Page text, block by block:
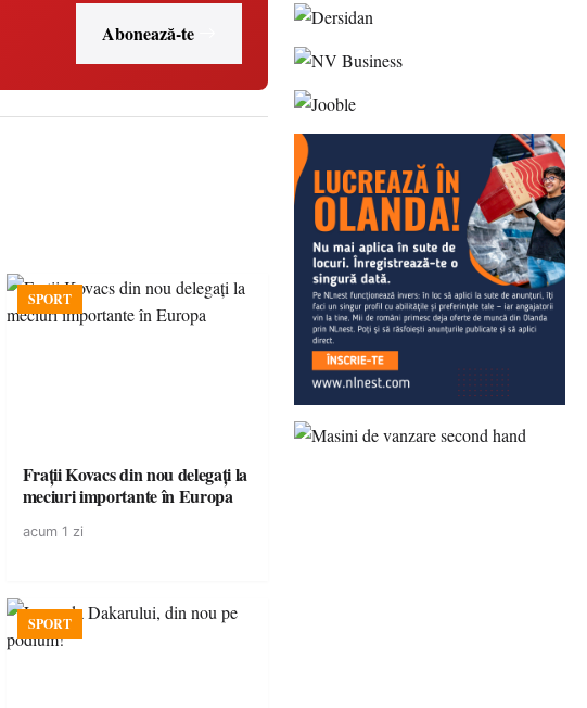
Abonează-te
SPORT
Frații Kovacs din nou delegați la
meciuri importante în Europa
acum 1 zi
SPORT